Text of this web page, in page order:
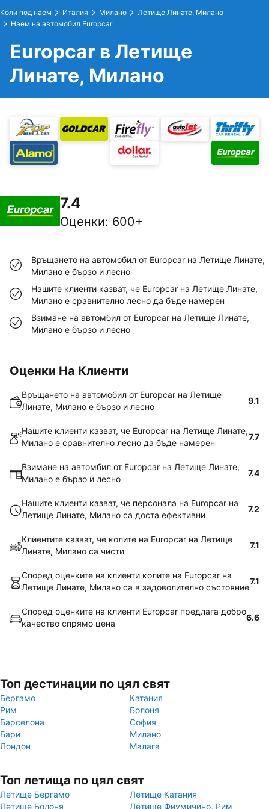
Коли под наем Италия Милано
Летище Линате, Милано
Наем на автомобил Europcar
Europcar в Летище
Линате, Милано
7.4
Оценки: 600+
Връщането на автомобил от Europcar на Летище Линате,
Милано е бързо и лесно
Нашите клиенти казват, че Europcar на Летище Линате,
Милано е сравнително лесно да бъде намерен
Взимане на автомбил от Europcar на Летище Линате,
Милано е бързо и лесно
Оценки На Клиенти
Връщането на автомобил от Europcar на Летище
Линате, Милано е бързо и лесно
9.1
Нашите клиенти казват, че Europcar на Летище Линате,
Милано е сравнително лесно да бъде намерен
7.7
Взимане на автомбил от Europcar на Летище Линате,
Милано е бързо и лесно
7.4
Нашите клиенти казват, че персонала на Europcar на
Летище Линате, Милано са доста ефективни
7.2
Клиентите казват, че колите на Europcar на Летище
Линате, Милано са чисти
7.1
Според оценките на клиенти колите на Europcar на
Летище Линате, Милано са в задоволително състояние
7.1
Според оценките на клиенти Europcar предлага добро
качество спрямо цена
6.6
Топ дестинации по цял свят
Бергамо
Катания
Рим
Болоня
Барселона
София
Бари
Милано
Лондон
Малага
Топ летища по цял свят
Летище Бергамо
Летище Катания
Летище Болоня
Летище Фиумичино, Рим